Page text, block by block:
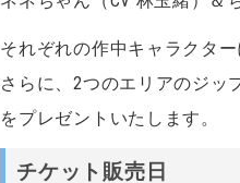
それぞれの作中キャラクタ
さらに、2つのエリアのジッ
をプレゼントいたします。
チケット販売日